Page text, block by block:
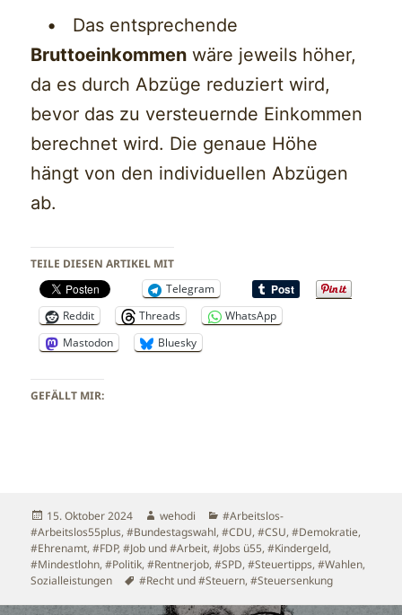
• Das entsprechende
Bruttoeinkommen wäre jeweils höher,
da es durch Abzüge reduziert wird,
bevor das zu versteuernde Einkommen
berechnet wird. Die genaue Höhe
hängt von den individuellen Abzügen
ab.
TEILE DIESEN ARTIKEL MIT
Telegram
Reddit
Threads
WhatsApp
Mastodon
Bluesky
GEFÄLLT MIR:
Veröffentlicht
am
15. Oktober 2024 Autor
wehodi Kategorien
#Arbeitslos-
#Arbeitslos55plus,#Bundestagswahl,#CDU,#CSU,#Demokratie,
#Ehrenamt,#FDP,#Job und #Arbeit,#Jobs ü55,#Kindergeld,
#Mindestlohn,#Politik,#Rentnerjob,#SPD,#Steuertipps,#Wahlen,
Sozialleistungen
Schlagwörter
#Recht und #Steuern,#Steuersenkung